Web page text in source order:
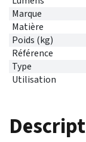
Marque
Matière
Poids (kg)
Référence
Type
Utilisation